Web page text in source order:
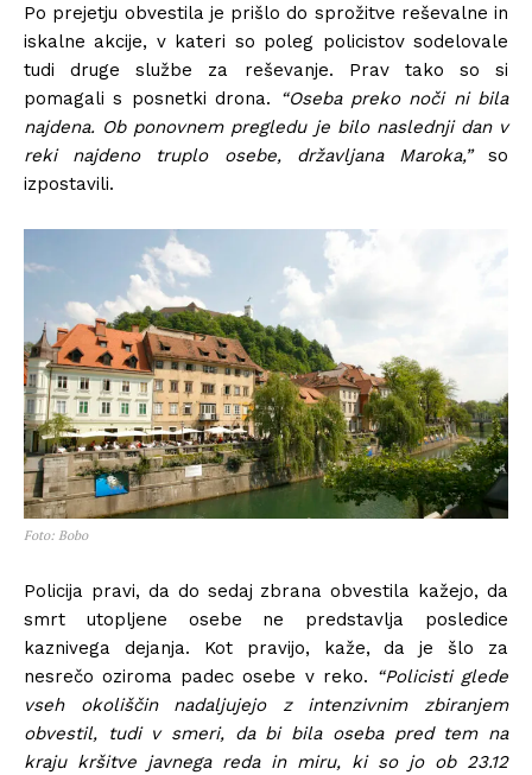
Po prejetju obvestila je prišlo do sprožitve reševalne in
iskalne akcije, v kateri so poleg policistov sodelovale
tudi druge službe za reševanje. Prav tako so si
pomagali s posnetki drona.
“Oseba preko noči ni bila
najdena. Ob ponovnem pregledu je bilo naslednji dan v
reki najdeno truplo osebe, državljana Maroka,”so
izpostavili.
Foto: Bobo
Policija pravi, da do sedaj zbrana obvestila kažejo, da
smrt utopljene osebe ne predstavlja posledice
kaznivega dejanja. Kot pravijo, kaže, da je šlo za
nesrečo oziroma padec osebe v reko. “Policisti glede
vseh okoliščin nadaljujejo z intenzivnim zbiranjem
obvestil, tudi v smeri, da bi bila oseba pred tem na
kraju kršitve javnega reda in miru, ki so jo ob 23.12